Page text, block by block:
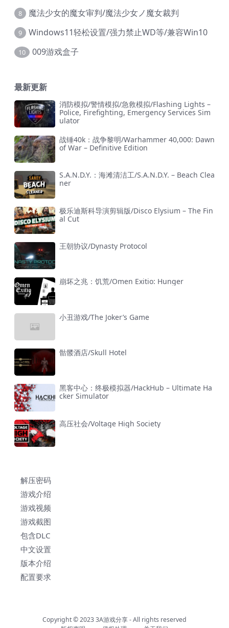
8 魔法少女的魔女审判/魔法少女ノ魔女裁判
9 Windows11轻松设置/强力禁止WD等/兼容Win10
10 009游戏盒子
最新更新
消防模拟/警情模拟/急救模拟/Flashing Lights –
Police, Firefighting, Emergency Services Sim
ulator
战锤40k：战争黎明/Warhammer 40,000: Dawn
of War – Definitive Edition
S.A.N.D.Y.：海滩清洁工/S.A.N.D.Y. – Beach Clea
ner
极乐迪斯科导演剪辑版/Disco Elysium – The Fin
al Cut
王朝协议/Dynasty Protocol
崩坏之兆：饥荒/Omen Exitio: Hunger
小丑游戏/The Joker’s Game
骷髅酒店/Skull Hotel
黑客中心：终极模拟器/HackHub – Ultimate Ha
cker Simulator
高压社会/Voltage High Society
解压密码
游戏介绍
游戏视频
游戏截图
包含DLC
中文设置
版本介绍
配置要求
Copyright © 20233A游戏分享- All rights reserved